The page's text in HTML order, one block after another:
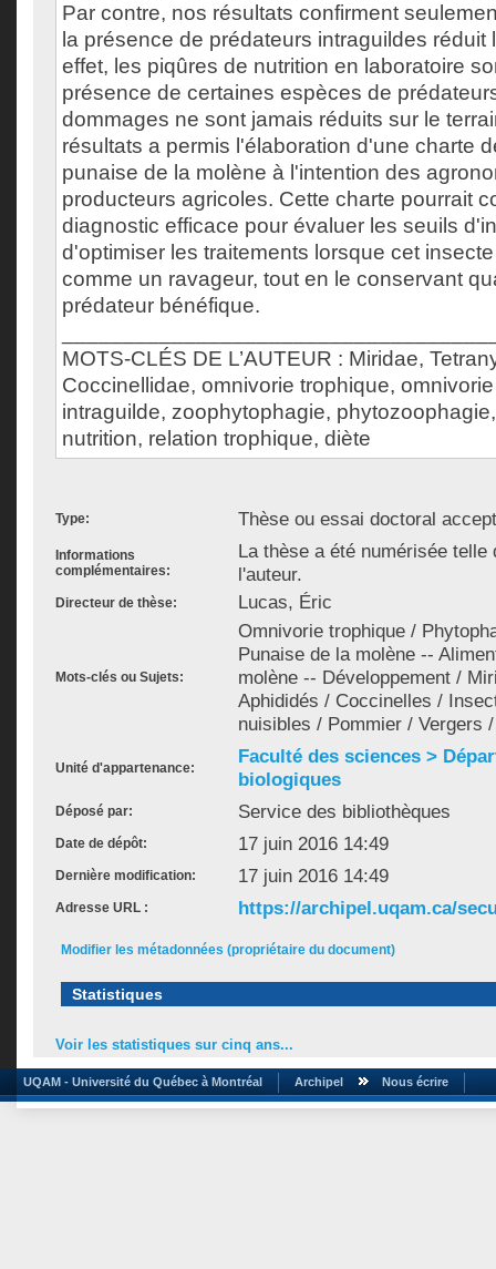
Par contre, nos résultats confirment
la présence de prédateurs intraguildes réduit
effet, les piqûres de nutrition en laboratoire
présence de certaines espèces de
dommages ne sont jamais réduits sur le
résultats a permis l'élaboration d'une charte
punaise de la molène à l'intention des
producteurs agricoles. Cette charte pourrait
diagnostic efficace pour évaluer les seuils
d'optimiser les traitements lorsque cet
comme un ravageur, tout en le conservant
prédateur bénéfique.
MOTS-CLÉS DE L’AUTEUR : Miridae,
Coccinellidae, omnivorie trophique,
intraguilde, zoophytophagie,
nutrition, relation trophique, diète
Type: Thèse ou essai doctoral
Informations
complémentaires:
La thèse a été numérisée telle
l'auteur.
Directeur de thèse: Lucas, Éric
Mots-clés ou Sujets:
Omnivorie trophique /
Punaise de la molène --
molène -- Développement /
Aphididés / Coccinelles /
nuisibles / Pommier / Vergers
Unité d'appartenance:
Faculté des sciences >
biologiques
Déposé par: Service des bibliothèques
Date de dépôt: 17 juin 2016 14:49
Dernière modification: 17 juin 2016 14:49
Adresse URL : https://archipel.uqam.ca/
Modifier les métadonnées (propriétaire du document)
Statistiques
Voir les statistiques sur cinq ans...
UQAM - Université du Québec à Montréal Archipel Nous écrire